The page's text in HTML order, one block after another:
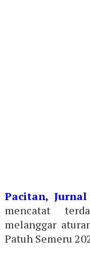
Pacitan,
mencatat
melanggar
Patuh Semeru